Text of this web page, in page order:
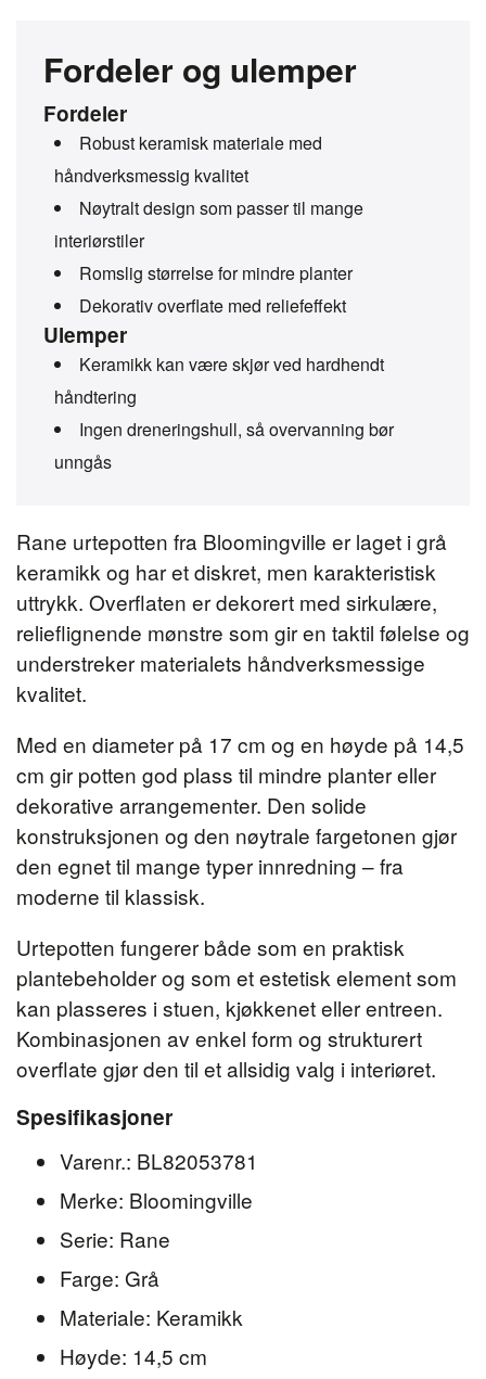
Rane urtepotten fra Bloomingville er laget i grå
keramikk og har et diskret, men karakteristisk
uttrykk. Overflaten er dekorert med sirkulære,
relieflignende mønstre som gir en taktil følelse og
understreker materialets håndverksmessige
kvalitet.
Med en diameter på 17 cm og en høyde på 14,5
cm gir potten god plass til mindre planter eller
dekorative arrangementer. Den solide
konstruksjonen og den nøytrale fargetonen gjør
den egnet til mange typer innredning – fra
moderne til klassisk.
Urtepotten fungerer både som en praktisk
plantebeholder og som et estetisk element som
kan plasseres i stuen, kjøkkenet eller entreen.
Kombinasjonen av enkel form og strukturert
overflate gjør den til et allsidig valg i interiøret.
Fordeler og ulemper
Fordeler
Robust keramisk materiale med
håndverksmessig kvalitet
Nøytralt design som passer til mange
interiørstiler
Romslig størrelse for mindre planter
Dekorativ overflate med reliefeffekt
Ulemper
Keramikk kan være skjør ved hardhendt
håndtering
Ingen dreneringshull, så overvanning bør
unngås
Spesifikasjoner
Varenr.: BL82053781
Merke: Bloomingville
Serie: Rane
Farge: Grå
Materiale: Keramikk
Høyde: 14,5 cm